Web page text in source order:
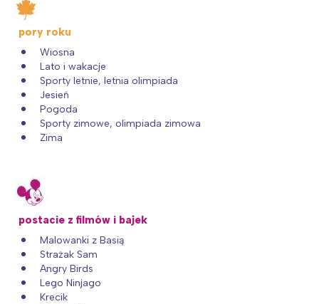
pory roku
Wiosna
Lato i wakacje
Sporty letnie, letnia olimpiada
Jesień
Pogoda
Sporty zimowe, olimpiada zimowa
Zima
postacie z filmów i bajek
Malowanki z Basią
Strażak Sam
Angry Birds
Lego Ninjago
Krecik